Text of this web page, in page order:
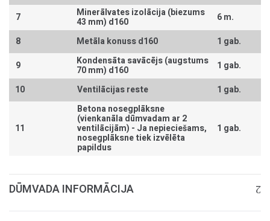
7
Minerālvates izolācija (biezums
43 mm) d160
6 m.
8
Metāla konuss d160
1 gab.
9
Kondensāta savācējs (augstums
70 mm) d160
1 gab.
10
Ventilācijas reste 1 gab.
11
Betona nosegplāksne
(vienkanāla dūmvadam ar 2
ventilācijām) - Ja nepieciešams,
nosegplāksne tiek izvēlēta
papildus
1 gab.
DŪMVADA INFORMĀCIJA